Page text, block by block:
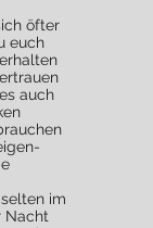
öfter
euch
auch
im
Nacht